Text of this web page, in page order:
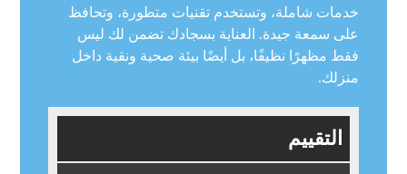
خدمات شاملة، وتستخدم تقنيات متطورة، وتحافظ
على سمعة جيدة. العناية بسجادك تضمن لك ليس
فقط مظهرًا نظيفًا، بل أيضًا بيئة صحية ونقية داخل
منزلك.
التقييم